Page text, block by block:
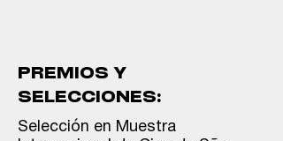
PREMIOS Y
SELECCIONES:
Selección en Muestra